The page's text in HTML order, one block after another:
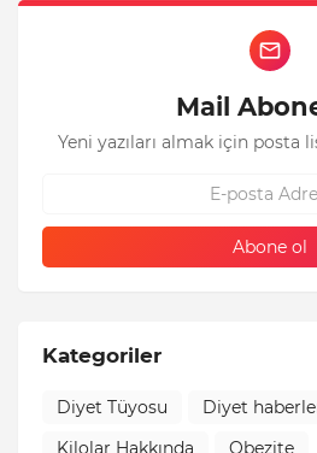
Mail
Yeni yazıları almak için posta
Kategoriler
Diyet Tüyosu Diyet
Kilolar Hakkında
Obezite